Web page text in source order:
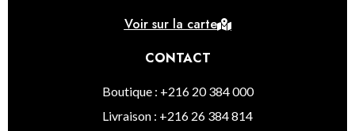
Voir sur la carte
CONTACT
Boutique : +216 20 384 000
Livraison : +216 26 384 814